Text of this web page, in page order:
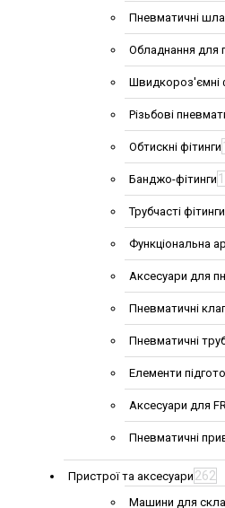
Пневматичні
Обладнання для
Швидкороз'ємні
Різьбові
Обтискні фітинги
Банджо-фітинги
Трубчасті фітинги
Функціональна
Аксесуари для
Пневматичні
Пневматичні
Елементи
Аксесуари для
Пневматичні
Пристрої та аксесуари 262
Машини для